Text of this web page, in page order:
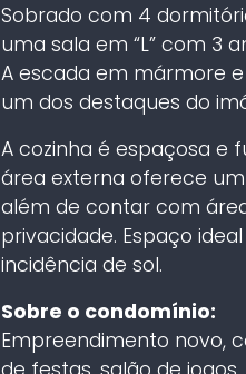
Sobrado com 4
uma sala em “L” com 3
A escada em mármore
um dos destaques do
A cozinha é espaçosa e
área externa oferece
além de contar com
privacidade. Espaço
incidência de sol.
Sobre o condomínio:
Empreendimento novo,